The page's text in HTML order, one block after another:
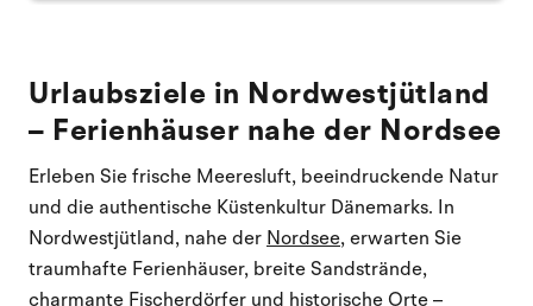
Urlaubsziele in Nordwestjütland
– Ferienhäuser nahe der Nordsee
Erleben Sie frische Meeresluft, beeindruckende Natur
und die authentische Küstenkultur Dänemarks. In
Nordwestjütland, nahe der Nordsee, erwarten Sie
traumhafte Ferienhäuser, breite Sandstrände,
charmante Fischerdörfer und historische Orte –